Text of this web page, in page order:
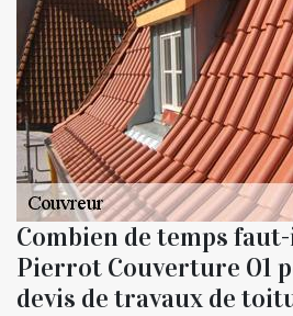
Combien de temps
Pierrot Couverture 01
devis de travaux de